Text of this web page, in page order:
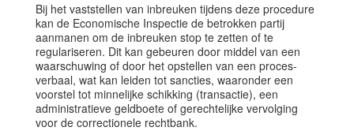
Bij het vaststellen van inbreuken tijdens deze procedure
kan de Economische Inspectie de betrokken partij
aanmanen om de inbreuken stop te zetten of te
regulariseren. Dit kan gebeuren door middel van een
waarschuwing of door het opstellen van een proces-
verbaal, wat kan leiden tot sancties, waaronder een
voorstel tot minnelijke schikking (transactie), een
administratieve geldboete of gerechtelijke vervolging
voor de correctionele rechtbank.